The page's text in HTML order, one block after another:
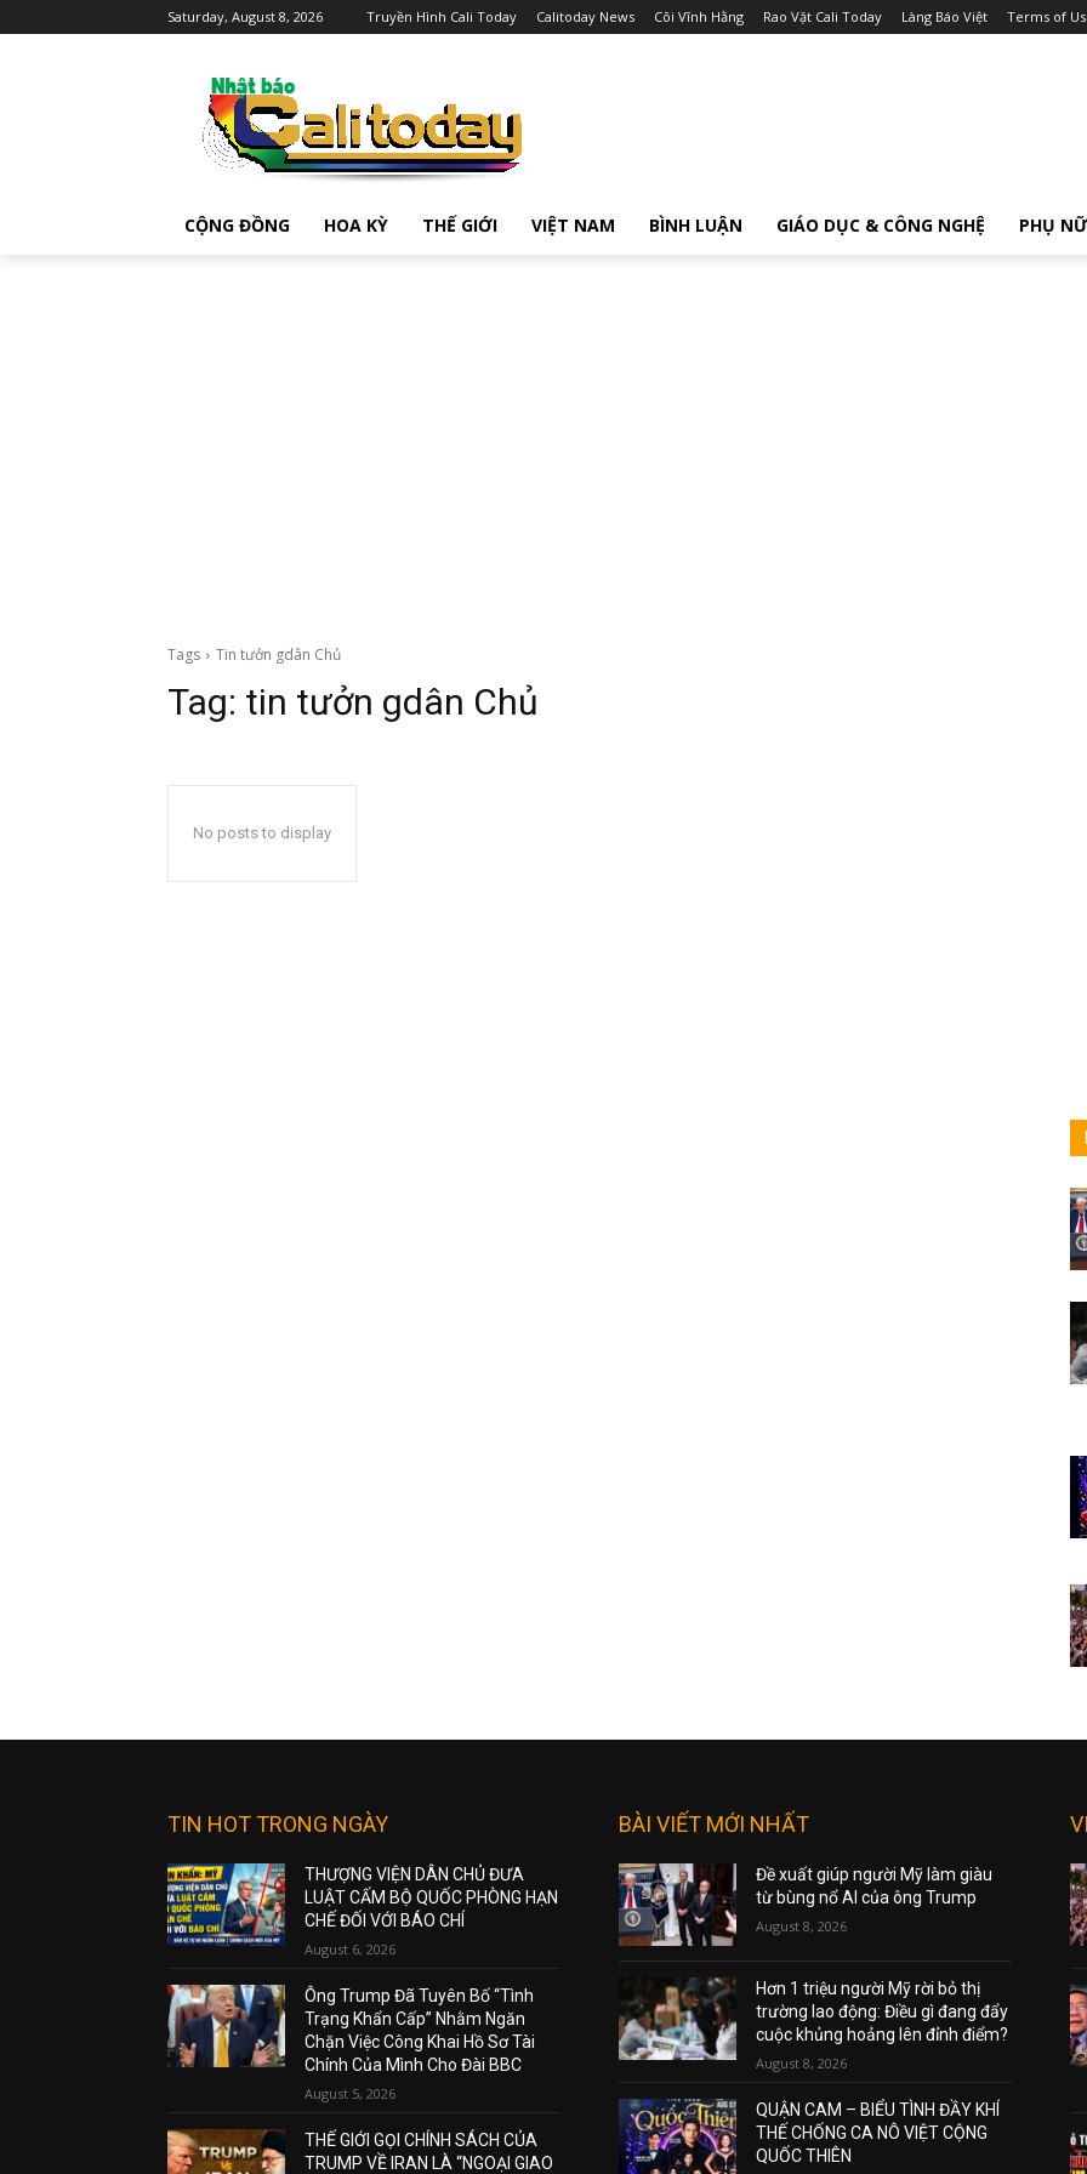
Saturday, August 8, 2026 Truyền Hình Cali Today Calitoday News Cõi Vĩnh Hằng Rao Vặt Cali Today Làng Báo Việt Terms of
CỘNG ĐỒNG HOA KỲ THẾ GIỚI VIỆT NAM BÌNH LUẬN GIÁO DỤC & CÔNG NGHỆ PHỤ NỮ
Tags Tin tưởn gdân Chủ
Tag: tin tưởn gdân Chủ
No posts to display
TIN HOT TRONG NGÀY
THƯỢNG VIỆN DÂN CHỦ ĐƯA
LUẬT CẤM BỘ QUỐC PHÒNG HẠN
CHẾ ĐỐI VỚI BÁO CHÍ
August 6, 2026
Ông Trump Đã Tuyên Bố “Tình
Trạng Khẩn Cấp” Nhằm Ngăn
Chặn Việc Công Khai Hồ Sơ Tài
Chính Của Mình Cho Đài BBC
August 5, 2026
THẾ GIỚI GỌI CHÍNH SÁCH CỦA
TRUMP VỀ IRAN LÀ “NGOẠI GIAO
BÀI VIẾT MỚI NHẤT
Đề xuất giúp người Mỹ làm giàu
từ bùng nổ AI của ông Trump
August 8, 2026
Hơn 1 triệu người Mỹ rời bỏ thị
trường lao động: Điều gì đang đẩy
cuộc khủng hoảng lên đỉnh điểm?
August 8, 2026
QUẬN CAM – BIỂU TÌNH ĐẦY KHÍ
THẾ CHỐNG CA NÔ VIỆT CỘNG
QUỐC THIÊN